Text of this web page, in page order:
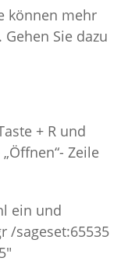
können mehr
Sie dazu
+ R und
Zeile
ein und
/sageset:65535